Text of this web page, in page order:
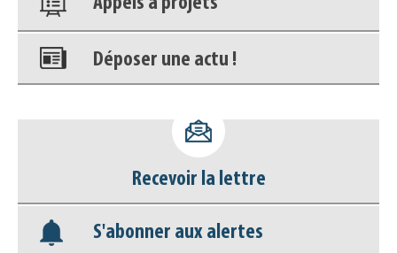
Déposer une actu !
déconnecter)
Base documentaire
Nos veilles Scoop.it
Recevoir la lettre
S'abonner aux alertes